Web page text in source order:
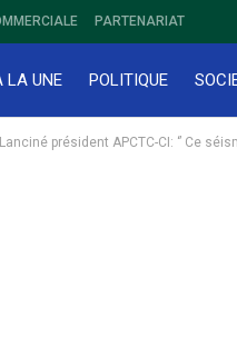
PARTENARIAT
LA UNE POLITIQUE
président APCTC-CI: ‘’ Ce